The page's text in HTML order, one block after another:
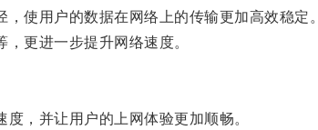
使用户的数据在网络上的传输更加高效稳定。
更进一步提升网络速度。
，并让用户的上网体验更加顺畅。